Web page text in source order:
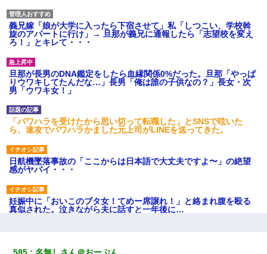
義兄嫁「娘が大学に入ったら下宿させて」私「しつこい、学校斡
旋のアパートに行け」→ 旦那が義兄に通報したら「志望校を変え
ろ！」とキレて・・・
旦那が長男のDNA鑑定をしたら血縁関係0%だった。旦那「やっぱ
りウワキしてたんだな…」長男「俺は誰の子供なの？」長女・次
男「ウワキ女！」
「パワハラを受けたから思い切って転職した」とSNSで呟いた
ら、速攻でパワハラかました元上司がLINEを送ってきた。
日航機墜落事故の「ここからは日本語で大丈夫ですよ〜」の絶望
感がヤバイ・・・
妊娠中に「おいこのブタ女！てめー席譲れ！」と絡まれ腹を殴る
真似された。泣きながら夫に話すと一年後に…
中の道を走っていたら、突然ガガッ！って音がして…
585 名無しさん＠おーぷん